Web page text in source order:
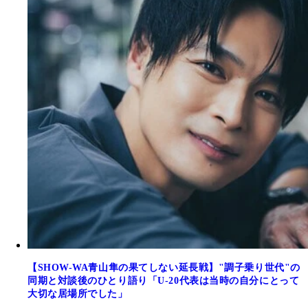
【SHOW-WA青山隼の果てしない延長戦】"調子乗り世代"の
同期と対談後のひとり語り「U-20代表は当時の自分にとって
大切な居場所でした」